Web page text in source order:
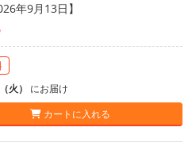
年9月13日】
火） にお届け
カートに入れる